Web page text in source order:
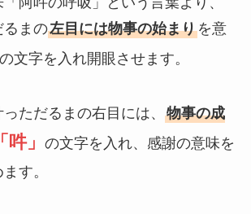
るまの左目には物事の始まりを意
の文字を入れ開眼させます。
ただるまの右目には、 物事の成
「吽」 の文字を入れ、感謝の意味を
す。